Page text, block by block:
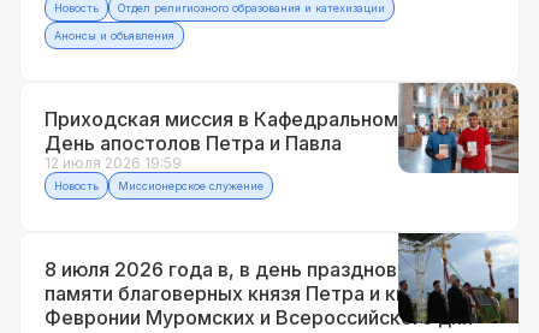
Контакты
Новость Отдел религиозного образования и катехизации
Анонсы и объявления
Приходская миссия в Кафедральном соборе в
День апостолов Петра и Павла
12 июля 2026 19:59
Новость Миссионерское служение
8 июля 2026 года в, в день празднования
памяти благоверных князя Петра и княгини
Февронии Муромских и Всероссийского дня